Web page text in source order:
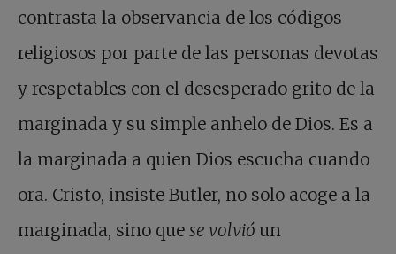
contrasta la observancia de los códigos
religiosos por parte de las personas devotas
y respetables con el desesperado grito de la
marginada y su simple anhelo de Dios. Es a
la marginada a quien Dios escucha cuando
ora. Cristo, insiste Butler, no solo acoge a la
marginada, sino que se volvió un